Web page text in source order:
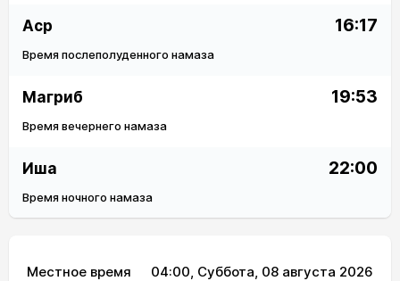
Аср 16:17
Время послеполуденного намаза
Магриб 19:53
Время вечернего намаза
Иша 22:00
Время ночного намаза
Местное время 04:00, Суббота, 08 августа 2026